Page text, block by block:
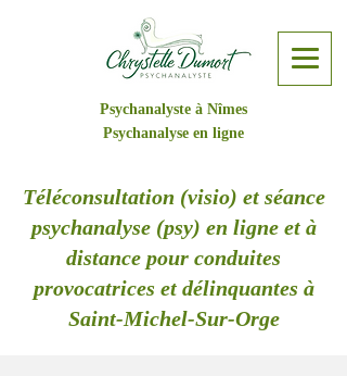
Psychanalyste à Nîmes
Psychanalyse en ligne
Téléconsultation (visio) et séance
psychanalyse (psy) en ligne et à
distance pour conduites
provocatrices et délinquantes à
Saint-Michel-Sur-Orge